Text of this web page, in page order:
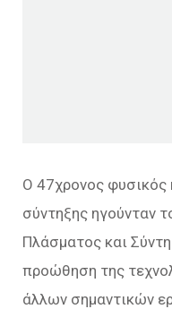
Ο 47χρονος φυσικός
σύντηξης ηγούνταν
Πλάσματος και
προώθηση της
άλλων σημαντικών